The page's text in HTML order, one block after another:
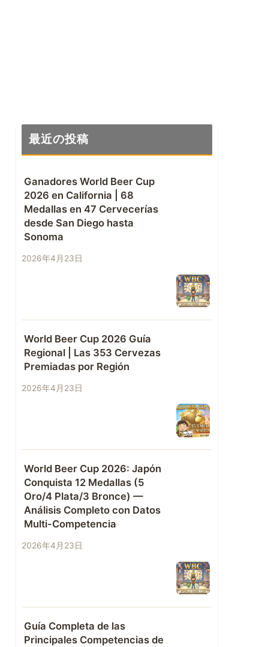
最近の投稿
Ganadores World Beer Cup
2026 en California | 68
Medallas en 47 Cervecerías
desde San Diego hasta
Sonoma
2026年4月23日
World Beer Cup 2026 Guía
Regional | Las 353 Cervezas
Premiadas por Región
2026年4月23日
World Beer Cup 2026: Japón
Conquista 12 Medallas (5
Oro/4 Plata/3 Bronce) —
Análisis Completo con Datos
Multi-Competencia
2026年4月23日
Guía Completa de las
Principales Competencias de